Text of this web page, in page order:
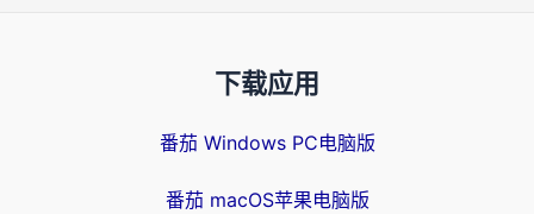
下载应用
番茄 Windows PC电脑版
番茄 macOS苹果电脑版